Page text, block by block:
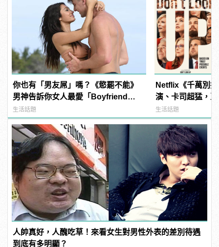
你也有「男友屌」嗎？《慾罷不能》
男神告訴你女人最愛「Boyfriend
Dick」是啥？
生活話題
Netflix《千萬別
演、卡司超猛，
曲？ |
生活話題
人帥真好，人醜吃草！來看女生對男性外表的差別待遇
到底有多明顯？